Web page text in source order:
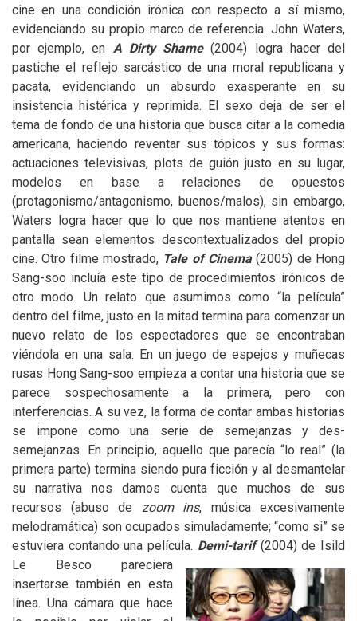
cine en una condición irónica con respecto a sí mismo,
evidenciando su propio marco de referencia. John Waters,
por ejemplo, en A Dirty Shame(2004) logra hacer del
pastiche el reflejo sarcástico de una moral republicana y
pacata, evidenciando un absurdo exasperante en su
insistencia histérica y reprimida. El sexo deja de ser el
tema de fondo de una historia que busca citar a la comedia
americana, haciendo reventar sus tópicos y sus formas:
actuaciones televisivas, plots de guión justo en su lugar,
modelos en base a relaciones de opuestos
(protagonismo/antagonismo, buenos/malos), sin embargo,
Waters logra hacer que lo que nos mantiene atentos en
pantalla sean elementos descontextualizados del propio
cine. Otro filme mostrado, Tale of Cinema(2005) de Hong
Sang-soo incluía este tipo de procedimientos irónicos de
otro modo. Un relato que asumimos como “la película”
dentro del filme, justo en la mitad termina para comenzar un
nuevo relato de los espectadores que se encontraban
viéndola en una sala. En un juego de espejos y muñecas
rusas Hong Sang-soo empieza a contar una historia que se
parece sospechosamente a la primera, pero con
interferencias. A su vez, la forma de contar ambas historias
se impone como una serie de semejanzas y des-
semejanzas. En principio, aquello que parecía “lo real” (la
primera parte) termina siendo pura ficción y al desmantelar
su narrativa nos damos cuenta que muchos de sus
recursos (abuso de zoom ins, música excesivamente
melodramática) son ocupados simuladamente; “como si” se
estuviera contando una película. Demi-tarif(2004) de Isild
Le Besco pareciera
insertarse también en esta
línea. Una cámara que hace